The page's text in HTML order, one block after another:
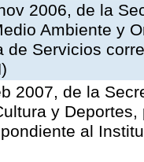
2006, de la
Ambiente y
de Servicios
2007, de la
y
al